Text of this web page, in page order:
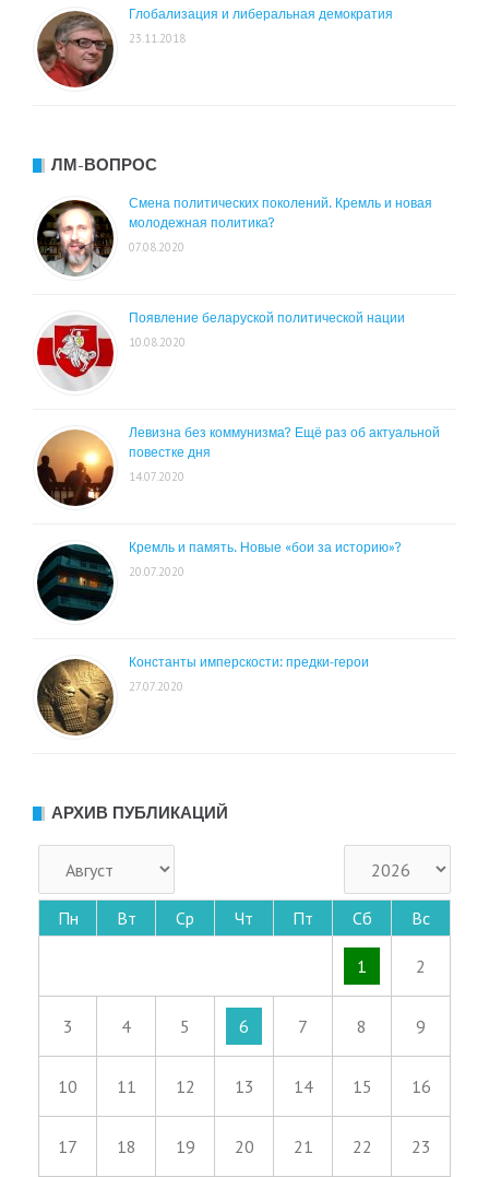
Глобализация и либеральная демократия
23.11.2018
ЛМ-ВОПРОС
Смена политических поколений. Кремль и новая
молодежная политика?
07.08.2020
Появление беларуской политической нации
10.08.2020
Левизна без коммунизма? Ещё раз об актуальной
повестке дня
14.07.2020
Кремль и память. Новые «бои за историю»?
20.07.2020
Константы имперскости: предки-герои
27.07.2020
АРХИВ ПУБЛИКАЦИЙ
Пн Вт Ср Чт Пт Сб Вс
1 2
3 4 5 6 7 8 9
10 11 12 13 14 15 16
17 18 19 20 21 22 23